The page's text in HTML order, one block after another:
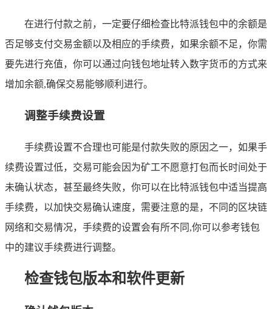
在进行付款之前，一定要仔细检查比特派钱包中的余额是
否足够支付交易金额以及相应的手续费，如果余额不足，你需
要先进行充值，你可以通过向钱包地址转入数字货币的方式来
增加余额,确保交易能够顺利进行。
调整手续费设置
手续费设置不合理也可能是付款失败的原因之一，如果手
续费设置过低，交易可能会因为矿工不愿意打包而长时间处于
未确认状态，甚至最终失败，你可以在比特派钱包中适当提高
手续费，以加快交易确认速度，需要注意的是，不同的区块链
网络和交易情况，手续费的设置会有所不同,你可以参考钱包
中的建议手续费进行调整。
检查钱包版本和软件更新